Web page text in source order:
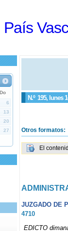
N.º 195, lunes
Otros formatos:
El
JUZGADO DE
4710
EDICTO